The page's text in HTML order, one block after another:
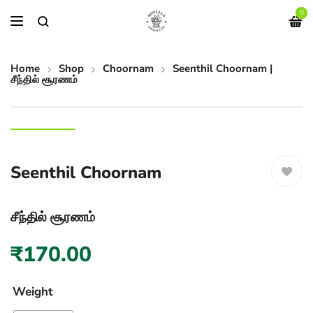
0
Home Shop Choornam
Seenthil Choornam |
சீந்தில் சூரணம்
Seenthil Choornam
சீந்தில் சூரணம்
₹170.00
Weight